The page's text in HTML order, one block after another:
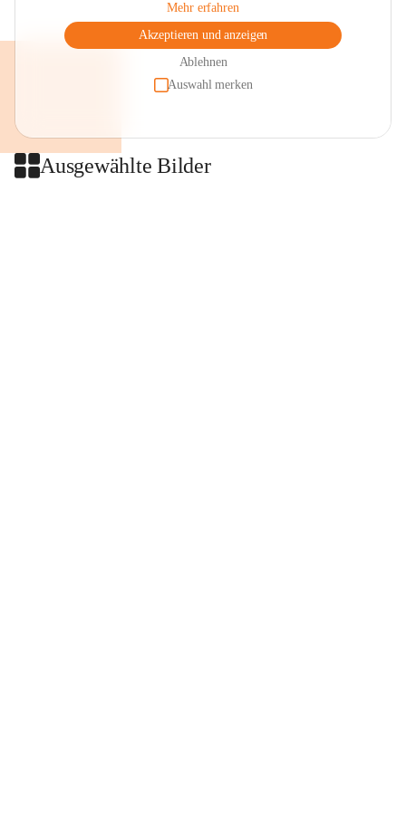
Mehr erfahren
Akzeptieren und anzeigen
Ablehnen
Auswahl merken
Ausgewählte Bilder